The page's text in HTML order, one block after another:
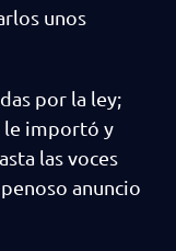
unos
por la ley;
le importó y
las voces
anuncio